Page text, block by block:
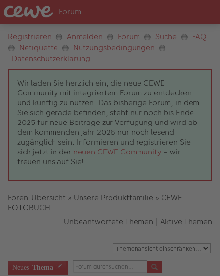
Registrieren Anmelden Forum Suche
FAQ
Netiquette
Nutzungsbedingungen
Datenschutzerklärung
Wir laden Sie herzlich ein, die neue CEWE
Community mit integriertem Forum zu entdecken
und künftig zu nutzen. Das bisherige Forum, in dem
Sie sich gerade befinden, steht nur noch bis Ende
2025 für neue Beiträge zur Verfügung und wird ab
dem kommenden Jahr 2026 nur noch lesend
zugänglich sein. Informieren und registrieren Sie
sich jetzt in der neuen CEWE Community – wir
freuen uns auf Sie!
Foren-Übersicht » Unsere Produktfamilie » CEWE
FOTOBUCH
Unbeantwortete Themen | Aktive Themen
Neues Thema